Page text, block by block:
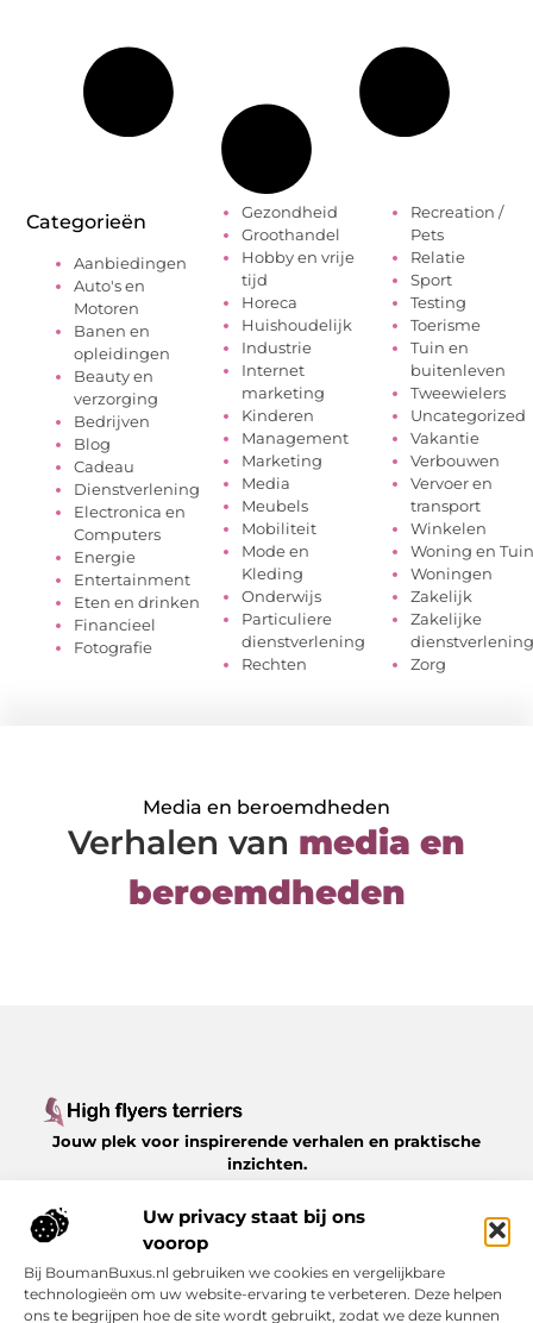
Uw privacy staat bij ons
voorop
Bij BoumanBuxus.nl gebruiken we cookies en vergelijkbare
technologieën om uw website-ervaring te verbeteren. Deze helpen
ons te begrijpen hoe de site wordt gebruikt, zodat we deze kunnen
Categorieën
Aanbiedingen
Auto's en
Motoren
Banen en
opleidingen
Beauty en
verzorging
Bedrijven
Blog
Cadeau
Dienstverlening
Electronica en
Computers
Energie
Entertainment
Eten en drinken
Financieel
Fotografie
Gezondheid
Groothandel
Hobby en vrije
tijd
Horeca
Huishoudelijk
Industrie
Internet
marketing
Kinderen
Management
Marketing
Media
Meubels
Mobiliteit
Mode en
Kleding
Onderwijs
Particuliere
dienstverlening
Rechten
Recreation /
Pets
Relatie
Sport
Testing
Toerisme
Tuin en
buitenleven
Tweewielers
Uncategorized
Vakantie
Verbouwen
Vervoer en
transport
Winkelen
Woning en Tuin
Woningen
Zakelijk
Zakelijke
dienstverlening
Zorg
Media en beroemdheden
Verhalen van media en
beroemdheden
Jouw plek voor inspirerende verhalen en praktische
inzichten.
over het dagelijks leven, met waardevolle tips en
boeiende perspectieven, allemaal op
Highflyersterriers.nl.
Bericht categorie